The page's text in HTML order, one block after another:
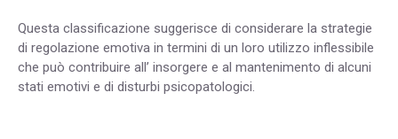
Questa classificazione suggerisce di considerare la strategie
di regolazione emotiva in termini di un loro utilizzo inflessibile
che può contribuire all’ insorgere e al mantenimento di alcuni
stati emotivi e di disturbi psicopatologici.